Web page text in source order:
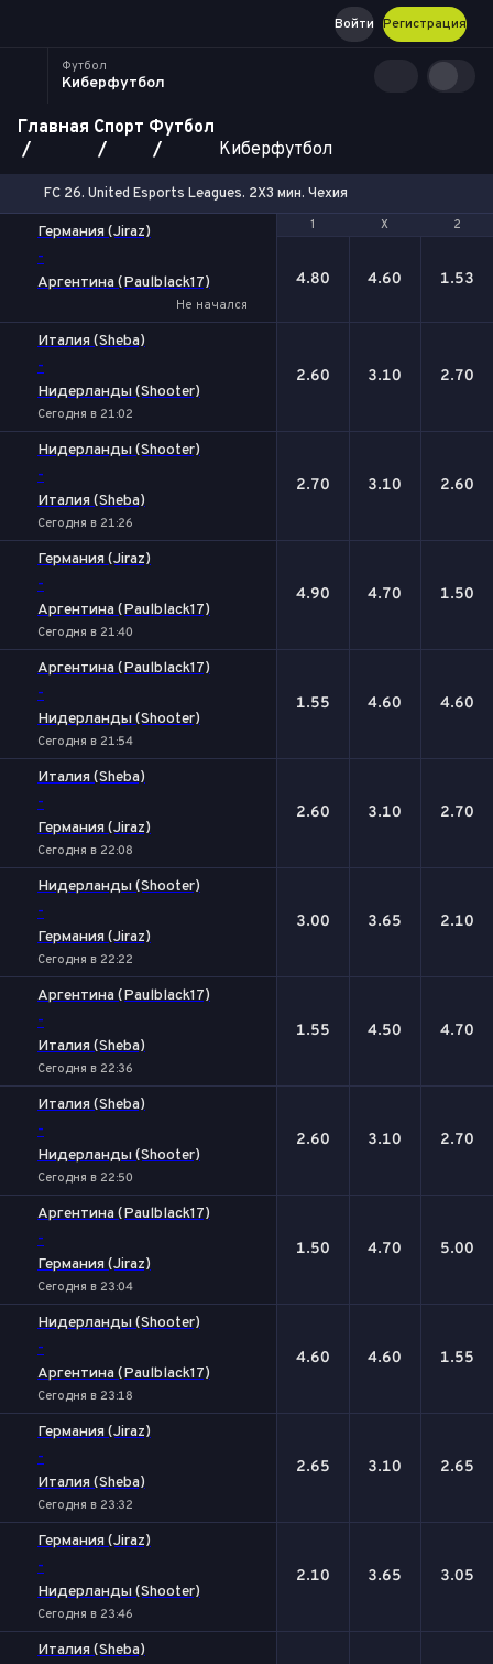
Регистрация
Войти
Футбол
Киберфутбол
Главная Спорт Футбол
Киберфутбол
FC 26. United Esports Leagues. 2X3 мин. Чехия
1 Х 2
Германия (Jiraz)
-
Аргентина (Paulblack17)
Не начался
1 Х 2
4.80 4.60 1.53
Италия (Sheba)
-
Нидерланды (Shooter)
Сегодня в 21:02
2.60 3.10 2.70
Нидерланды (Shooter)
-
Италия (Sheba)
Сегодня в 21:26
2.70 3.10 2.60
Германия (Jiraz)
-
Аргентина (Paulblack17)
Сегодня в 21:40
4.90 4.70 1.50
Аргентина (Paulblack17)
-
Нидерланды (Shooter)
Сегодня в 21:54
1.55 4.60 4.60
Италия (Sheba)
-
Германия (Jiraz)
Сегодня в 22:08
2.60 3.10 2.70
Нидерланды (Shooter)
-
Германия (Jiraz)
Сегодня в 22:22
3.00 3.65 2.10
Аргентина (Paulblack17)
-
Италия (Sheba)
Сегодня в 22:36
1.55 4.50 4.70
Италия (Sheba)
-
Нидерланды (Shooter)
Сегодня в 22:50
2.60 3.10 2.70
Аргентина (Paulblack17)
-
Германия (Jiraz)
Сегодня в 23:04
1.50 4.70 5.00
Нидерланды (Shooter)
-
Аргентина (Paulblack17)
Сегодня в 23:18
4.60 4.60 1.55
Германия (Jiraz)
-
Италия (Sheba)
Сегодня в 23:32
2.65 3.10 2.65
Германия (Jiraz)
-
Нидерланды (Shooter)
Сегодня в 23:46
2.10 3.65 3.05
Италия (Sheba)